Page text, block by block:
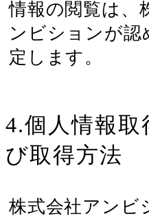
情報の閲覧は、
ンビションが認
定します。
4.個人情報取
び取得方法
株式会社アンビ